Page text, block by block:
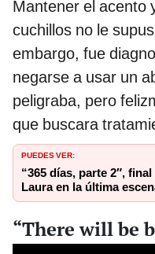
Mantener el acento
cuchillos no le
embargo, fue
negarse a usar un
peligraba, pero
que buscara
PUEDES VER:
“365 días, parte 2″,
Laura en la última
“There will be